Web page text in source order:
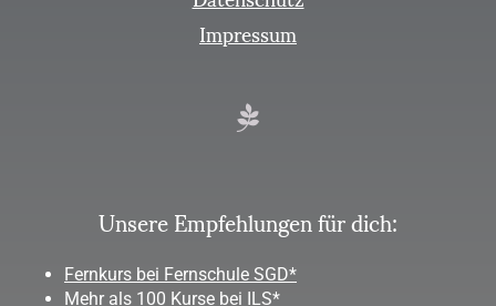
Impressum
Unsere Empfehlungen für dich:
Fernkurs bei Fernschule SGD*
Mehr als 100 Kurse bei ILS*